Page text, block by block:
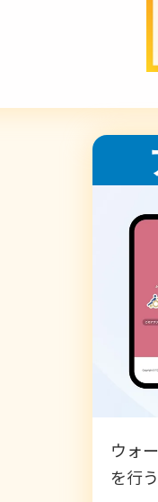
に含まれる「花の
により、スタン
たコースについて
。引き続きキャン
む際は、こまめな
理をせず活動を中
ウォークキャンペ
ご覧ください。
ウォ
を行